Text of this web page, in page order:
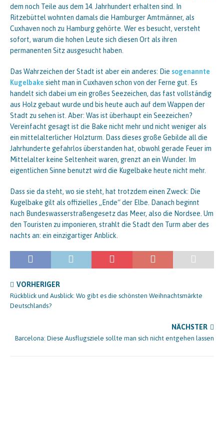
dem noch Teile aus dem 14. Jahrhundert erhalten sind. In
Ritzebüttel wohnten damals die Hamburger Amtmänner, als
Cuxhaven noch zu Hamburg gehörte. Wer es besucht, versteht
sofort, warum die hohen Leute sich diesen Ort als ihren
permanenten Sitz ausgesucht haben.
Das Wahrzeichen der Stadt ist aber ein anderes: Die sogenannte
Kugelbake sieht man in Cuxhaven schon von der Ferne gut. Es
handelt sich dabei um ein großes Seezeichen, das fast vollständig
aus Holz gebaut wurde und bis heute auch auf dem Wappen der
Stadt zu sehen ist. Aber: Was ist überhaupt ein Seezeichen?
Vereinfacht gesagt ist die Bake nicht mehr und nicht weniger als
ein mittelalterlicher Holzturm. Dass dieses große Gebilde all die
Jahrhunderte gefahrlos überstanden hat, obwohl gerade Feuer im
Mittelalter keine Seltenheit waren, grenzt an ein Wunder. Im
eigentlichen Sinne benutzt wird die Kugelbake heute nicht mehr.
Dass sie da steht, wo sie steht, hat trotzdem einen Zweck: Die
Kugelbake gilt als offizielles „Ende“ der Elbe. Danach beginnt
nach Bundeswasserstraßengesetz das Meer, also die Nordsee. Um
den Touristen zu imponieren, strahlt die Stadt den Turm aber des
nachts an: ein einzigartiger Anblick.
VORHERIGER
Rückblick und Ausblick: Wo gibt es die schönsten Weihnachtsmärkte
Deutschlands?
NÄCHSTER
Barcelona: Diese Ausflugsziele sollte man sich nicht entgehen lassen